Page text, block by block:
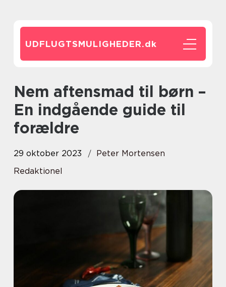
UDFLUGTSMULIGHEDER.dk
Nem aftensmad til børn –
En indgående guide til
forældre
29 oktober 2023
Peter Mortensen
Redaktionel